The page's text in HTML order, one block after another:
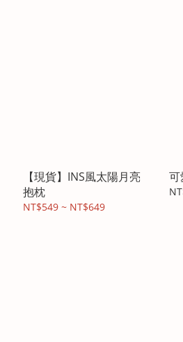
【現貨】INS風太陽月亮
抱枕
NT$549 ~ NT$649
可